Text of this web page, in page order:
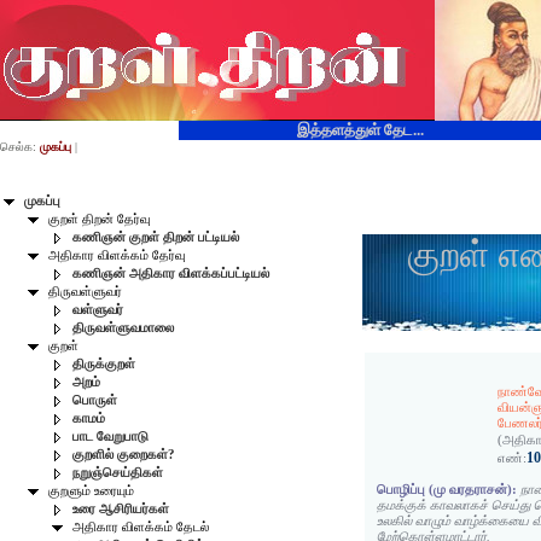
இத்தளத்துள் தேட...
முகப்பு
குறள் திறன் தேர்வு
கணிஞன் குறள் திறன் பட்டியல்
அதிகார விளக்கம் தேர்வு
கணிஞன் அதிகார விளக்கப்பட்டியல்
திருவள்ளுவர்
வள்ளுவர்
திருவள்ளுவமாலை
குறள்
திருக்குறள்
அறம்
பொருள்
காமம்
பாட வேறுபாடு
குறளில் குறைகள்?
நறுஞ்செய்திகள்
குறளும் உரையும்
உரை ஆசிரியர்கள்
அதிகார விளக்கம் தேடல்
செல்க: முகப்பு |
குறள்
எண்:
பொழிப்பு (மு வரதராசன்):
தமக்குக் காவலாகச்
உலகில் வாழும் வாழ்க்கையை
மேற்கொள்ளமாட்டார்.